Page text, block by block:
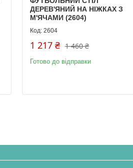
ДЕРЕВ'ЯНИЙ НА НІЖКАХ З
М'ЯЧАМИ (2604)
2604
1 460 ₴
1 217 ₴
Готово до відправки